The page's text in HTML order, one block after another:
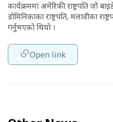
कार्यक्रममा अमेरिकी राष्ट्रपति जो
डोमिनिकाका राष्ट्रपति, मलावीका
गर्नुभएको थियो ।
Open link